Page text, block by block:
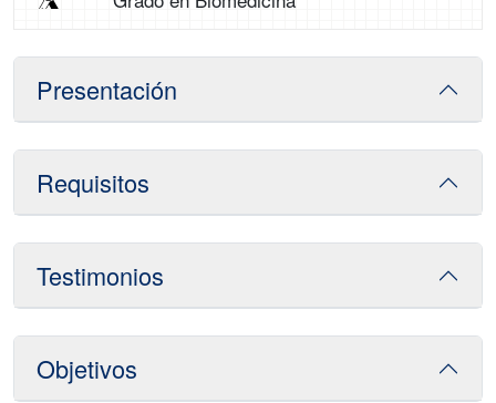
Presentación
Requisitos
Testimonios
Objetivos